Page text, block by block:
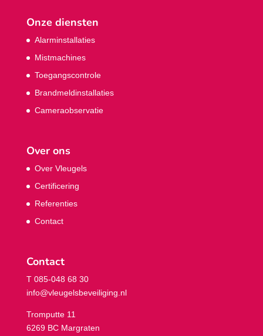
Onze diensten
Alarminstallaties
Mistmachines
Toegangscontrole
Brandmeldinstallaties
Cameraobservatie
Over ons
Over Vleugels
Certificering
Referenties
Contact
Contact
T 085-048 68 30
info@vleugelsbeveiliging.nl
Tromputte 11
6269 BC Margraten